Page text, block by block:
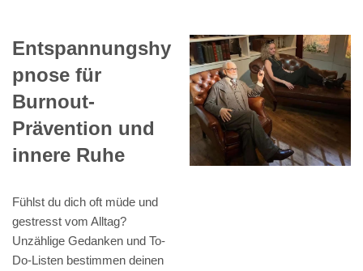
Entspannungshy
pnose für
Burnout-
Prävention und
innere Ruhe
Fühlst du dich oft müde und
gestresst vom Alltag?
Unzählige Gedanken und To-
Do-Listen bestimmen deinen